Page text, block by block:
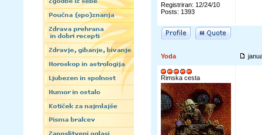
Registriran: 12/24/10
Posts: 1393
Yoda
Rimska cesta